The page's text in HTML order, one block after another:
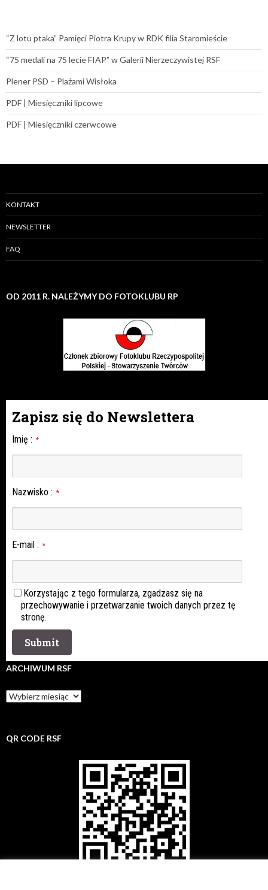
“Z lotu ptaka” Pamięci Piotra Krupy w RDK filia Staromieście
“75 medali na 75 lecie FIAP” w Galerii Nierzeczywistej RSF
Plener PSD – Plażami Wisłoka
PDF | Miesięczniki lipcowe
PDF | Miesięczniki czerwcowe
KONTAKT
NEWSLETTER
FAQ
OD 2011 R. NALEŻYMY DO FOTOKLUBU RP
Zapisz się do Newslettera
Imię : *
Nazwisko : *
E-mail : *
Korzystając z tego formularza, zgadzasz się na
przechowywanie i przetwarzanie twoich danych przez tę
stronę.
ARCHIWUM RSF
Archiwum
rsf
QR CODE RSF